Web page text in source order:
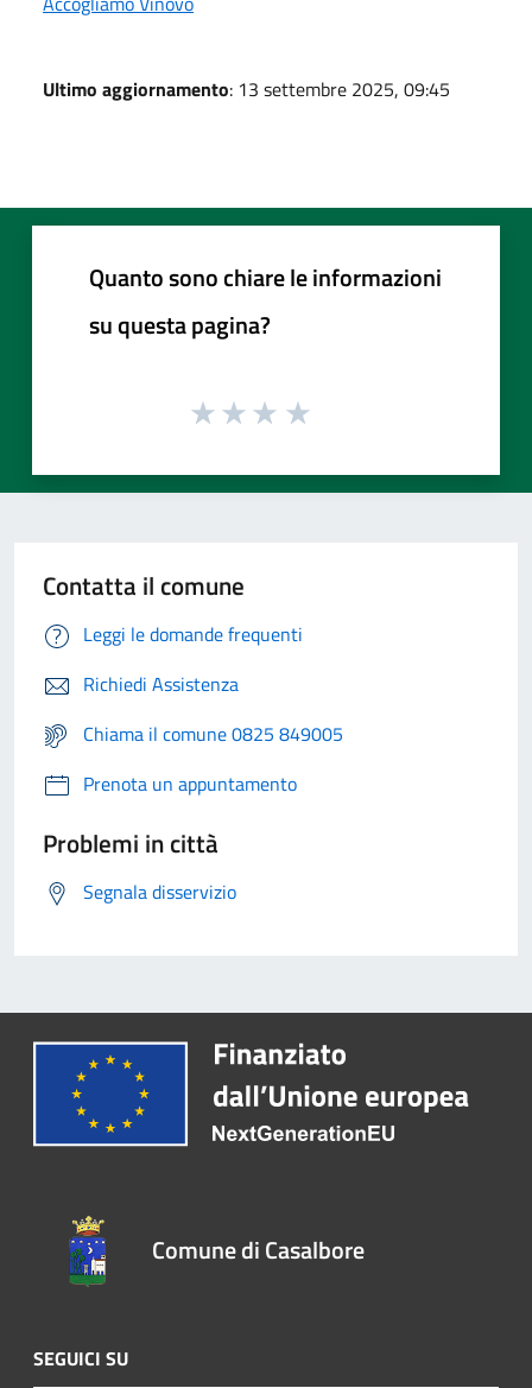
Ultimo aggiornamento: 13 settembre 2025, 09:45
Quanto sono chiare le informazioni
su questa pagina?
Contatta il comune
Leggi le domande frequenti
Richiedi Assistenza
Chiama il comune 0825 849005
Prenota un appuntamento
Problemi in città
Segnala disservizio
Comune di Casalbore
SEGUICI SU